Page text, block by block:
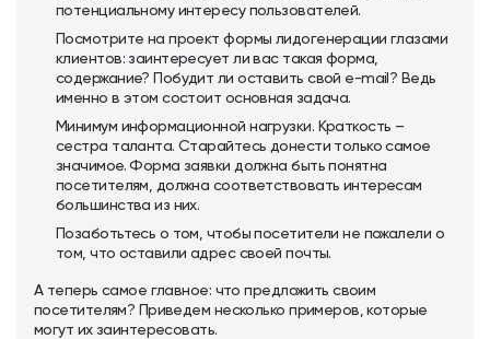
потенциальному интересу пользователей.
Посмотрите на проект формы лидогенерации глазами
клиентов: заинтересует ли вас такая форма,
содержание? Побудит ли оставить свой e-mail? Ведь
именно в этом состоит основная задача.
Минимум информационной нагрузки. Краткость –
сестра таланта. Старайтесь донести только самое
значимое. Форма заявки должна быть понятна
посетителям, должна соответствовать интересам
большинства из них.
Позаботьтесь о том, чтобы посетители не пожалели о
том, что оставили адрес своей почты.
А теперь самое главное: что предложить своим
посетителям? Приведем несколько примеров, которые
могут их заинтересовать.